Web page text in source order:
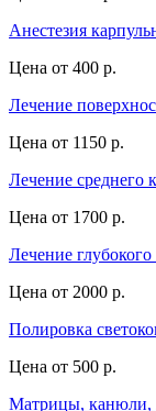
Анестезия
Цена от 400 р.
Лечение
Цена от 1150 р.
Лечение среднего
Цена от 1700 р.
Лечение глубокого
Цена от 2000 р.
Полировка
Цена от 500 р.
Матрицы, канюли,